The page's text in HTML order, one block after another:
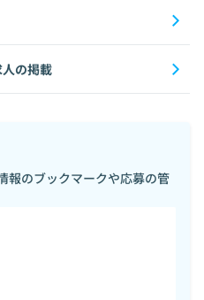
人の掲載
報のブックマークや応募の管